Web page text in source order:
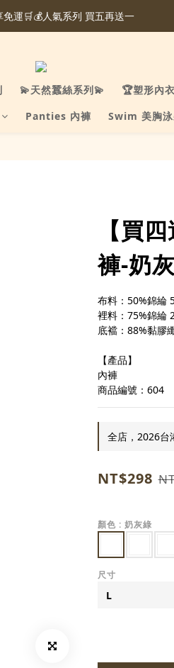
運🛒💰人氣系列 買五再送一
💫天然蠶絲系列💫 🏆塑形內
Panties 內褲 Swim 美胸
【買
褲-奶
布料：50%錦綸
裡料：75%錦綸
底襠：88%黏膠
【產品】
內褲
商品編號：604
全店，2026台
NT$298
顏色 : 奶灰綠
尺寸